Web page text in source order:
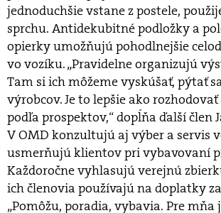
jednoduchšie vstane z postele,
sprchu. Antidekubitné podložky a
opierky umožňujú pohodlnejšie
vo vozíku. „Pravidelne organizujú
Tam si ich môžeme vyskúšať, pýtať
výrobcov. Je to lepšie ako rozhodovať
podľa prospektov,“ dopĺňa ďalší člen
V OMD konzultujú aj výber a servis
usmerňujú klientov pri vybavovaní
Každoročne vyhlasujú verejnú
ich členovia používajú na doplatky
„Pomôžu, poradia, vybavia. Pre